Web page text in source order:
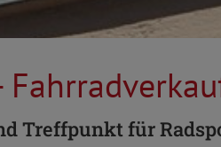
Treffpunkt für